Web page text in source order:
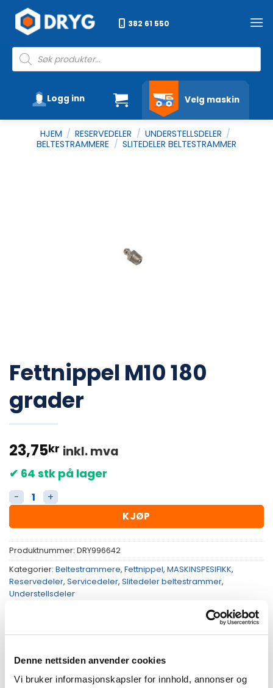
Denne nettsiden anvender cookies
Vi bruker informasjonskapsler for innhold, annonser og
content
382 61 550
Products
search
Velg maskin
Logg inn
HJEM / RESERVEDELER / UNDERSTELLSDELER /
BELTESTRAMMERE / SLITEDELER BELTESTRAMMER
Fettnippel M10 180
grader
23,75kr inkl. mva
✔ 64 stk på lager
Fettnippel M10 180 grader antall
KJØP
Produktnummer: DRY996642
Kategorier: Beltestrammere, Fettnippel, MASKINSPESIFIKK,
Reservedeler, Servicedeler, Slitedeler beltestrammer,
Understellsdeler